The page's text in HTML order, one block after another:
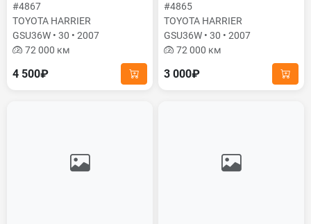
#4867
TOYOTA HARRIER
GSU36W • 30 • 2007
72 000 км
4 500₽
#4865
TOYOTA HARRIER
GSU36W • 30 • 2007
72 000 км
3 000₽